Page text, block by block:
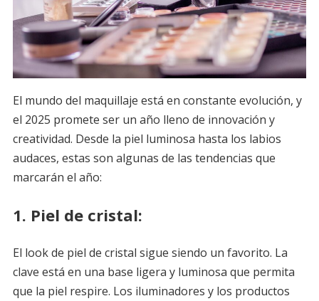
El mundo del maquillaje está en constante evolución, y
el 2025 promete ser un año lleno de innovación y
creatividad. Desde la piel luminosa hasta los labios
audaces, estas son algunas de las tendencias que
marcarán el año:
1. Piel de cristal:
El look de piel de cristal sigue siendo un favorito. La
clave está en una base ligera y luminosa que permita
que la piel respire. Los iluminadores y los productos